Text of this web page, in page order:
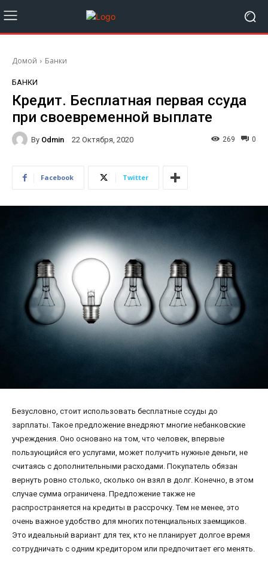
Домой Банки
БАНКИ
Кредит. Бесплатная первая ссуда
при своевременной выплате
By Odmin 22 Октября, 2020 0
269
Facebook Twitter
Безусловно, стоит использовать бесплатные ссуды до
зарплаты. Такое предложение внедряют многие небанковские
учреждения. Оно основано на том, что человек, впервые
пользующийся его услугами, может получить нужные деньги, не
считаясь с дополнительными расходами. Покупатель обязан
вернуть ровно столько, сколько он взял в долг. Конечно, в этом
случае сумма ограничена. Предложение также не
распространяется на кредиты в рассрочку. Тем не менее, это
очень важное удобство для многих потенциальных заемщиков.
Это идеальный вариант для тех, кто не планирует долгое время
сотрудничать с одним кредитором или предпочитает его менять.